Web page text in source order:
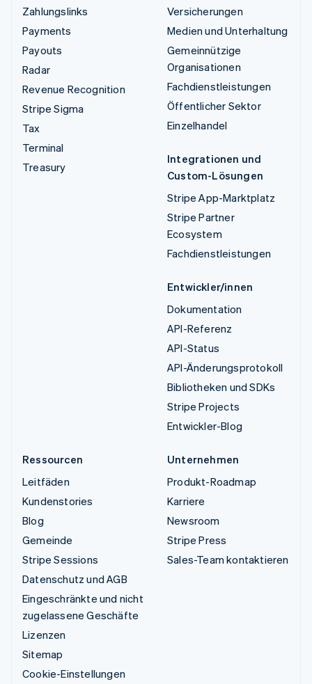
Zahlungslinks
Payments
Payouts
Radar
Revenue Recognition
Stripe Sigma
Tax
Terminal
Treasury
Versicherungen
Medien und Unterhaltung
Gemeinnützige
Organisationen
Fachdienstleistungen
Öffentlicher Sektor
Einzelhandel
Integrationen und
Custom-Lösungen
Stripe App-Marktplatz
Stripe Partner
Ecosystem
Fachdienstleistungen
Entwickler/innen
Dokumentation
API-Referenz
API-Status
API-Änderungsprotokoll
Bibliotheken und SDKs
Stripe Projects
Entwickler-Blog
Ressourcen
Leitfäden
Kundenstories
Blog
Gemeinde
Stripe Sessions
Datenschutz und AGB
Eingeschränkte und nicht
zugelassene Geschäfte
Lizenzen
Sitemap
Cookie-Einstellungen
Unternehmen
Produkt-Roadmap
Karriere
Newsroom
Stripe Press
Sales-Team kontaktieren